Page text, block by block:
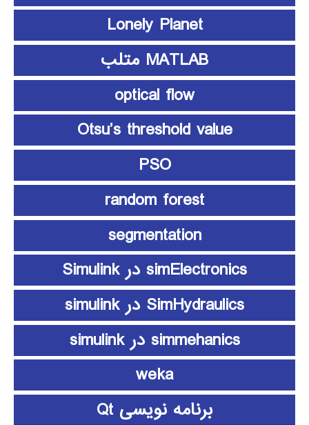
Lonely Planet
MATLAB متلب
optical flow
Otsu’s threshold value
PSO
random forest
segmentation
simElectronics در Simulink
SimHydraulics در simulink
simmehanics در simulink
weka
برنامه نویسی Qt